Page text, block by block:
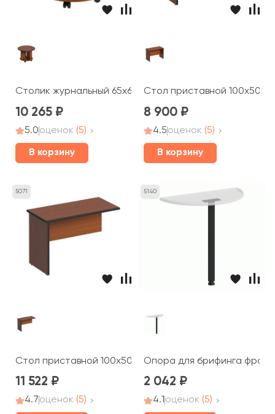
Столик журнальный 65x65x49 Дин-Р
10 265
5.0оценок (5)
В корзину
Стол приставной
8 900
4.5оценок (5)
В корзину
5071
Стол приставной 100x50x66 ДР 165 Дин-Р
11 522
4.7оценок (5)
5140
Опора для брифинга
2 042
4.1 оценок (5)